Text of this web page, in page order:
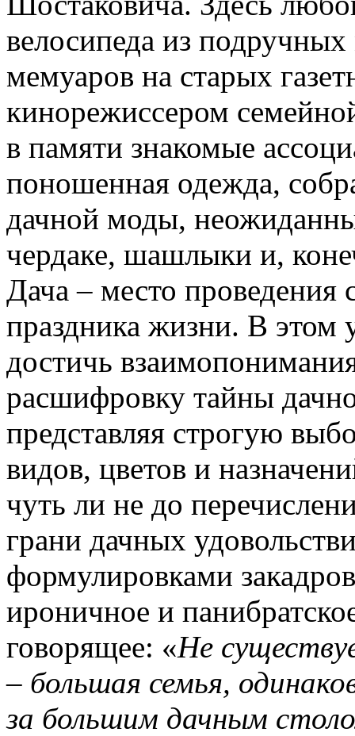
велосипеда из
мемуаров на старых
кинорежиссером
в памяти знакомые
поношенная одежда,
дачной моды,
чердаке, шашлыки и,
Дача – место проведения
праздника жизни. В этом
достичь
расшифровку тайны
представляя строгую
видов, цветов и
чуть ли не до
грани дачных
формулировками
ироничное и
говорящее: «Не
– большая семья,
за большим дачным